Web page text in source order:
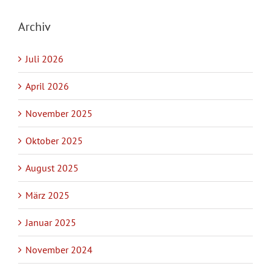
Archiv
Juli 2026
April 2026
November 2025
Oktober 2025
August 2025
März 2025
Januar 2025
November 2024